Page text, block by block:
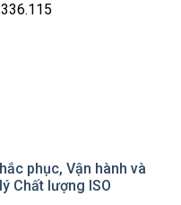
phục, Vận hành và
Chất lượng ISO